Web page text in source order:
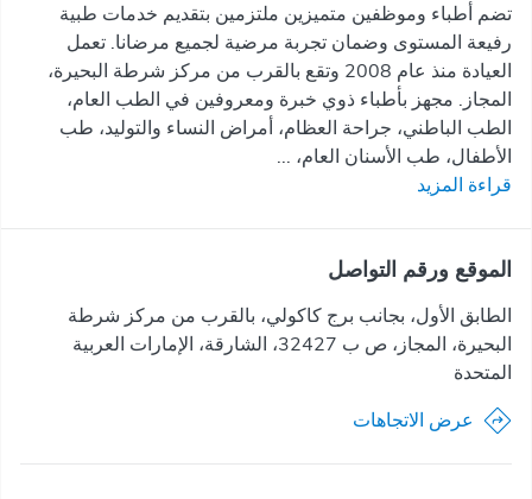
تضم أطباء وموظفين متميزين ملتزمين بتقديم خدمات طبية
رفيعة المستوى وضمان تجربة مرضية لجميع مرضانا. تعمل
العيادة منذ عام 2008 وتقع بالقرب من مركز شرطة البحيرة،
المجاز. مجهز بأطباء ذوي خبرة ومعروفين في الطب العام،
الطب الباطني، جراحة العظام، أمراض النساء والتوليد، طب
الأطفال، طب الأسنان العام، ...
قراءة المزيد
الموقع ورقم التواصل
الطابق الأول، بجانب برج كاكولي، بالقرب من مركز شرطة
البحيرة، المجاز، ص ب 32427، الشارقة، الإمارات العربية
المتحدة
عرض الاتجاهات